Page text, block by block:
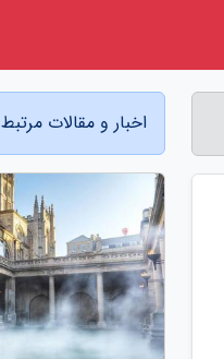
اخبار و مقالات مرتبط